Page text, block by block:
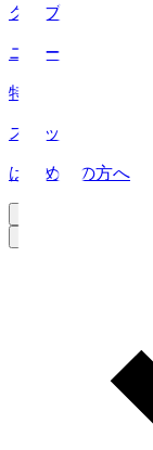
クラブ
ニュース
特集
スタッツ
はじめての方へ